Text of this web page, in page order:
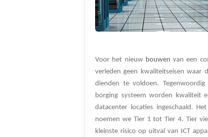
Voor het nieuw bouwen van een
verleden geen kwaliteitseisen waar
dienden te voldoen.
borging systeem worden kwaliteit
datacenter locaties ingeschaald.
noemen we Tier 1 tot Tier 4. Tier
kleinste risico op uitval van ICT